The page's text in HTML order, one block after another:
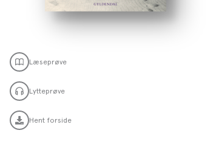
Læseprøve
Lytteprøve
Hent forside